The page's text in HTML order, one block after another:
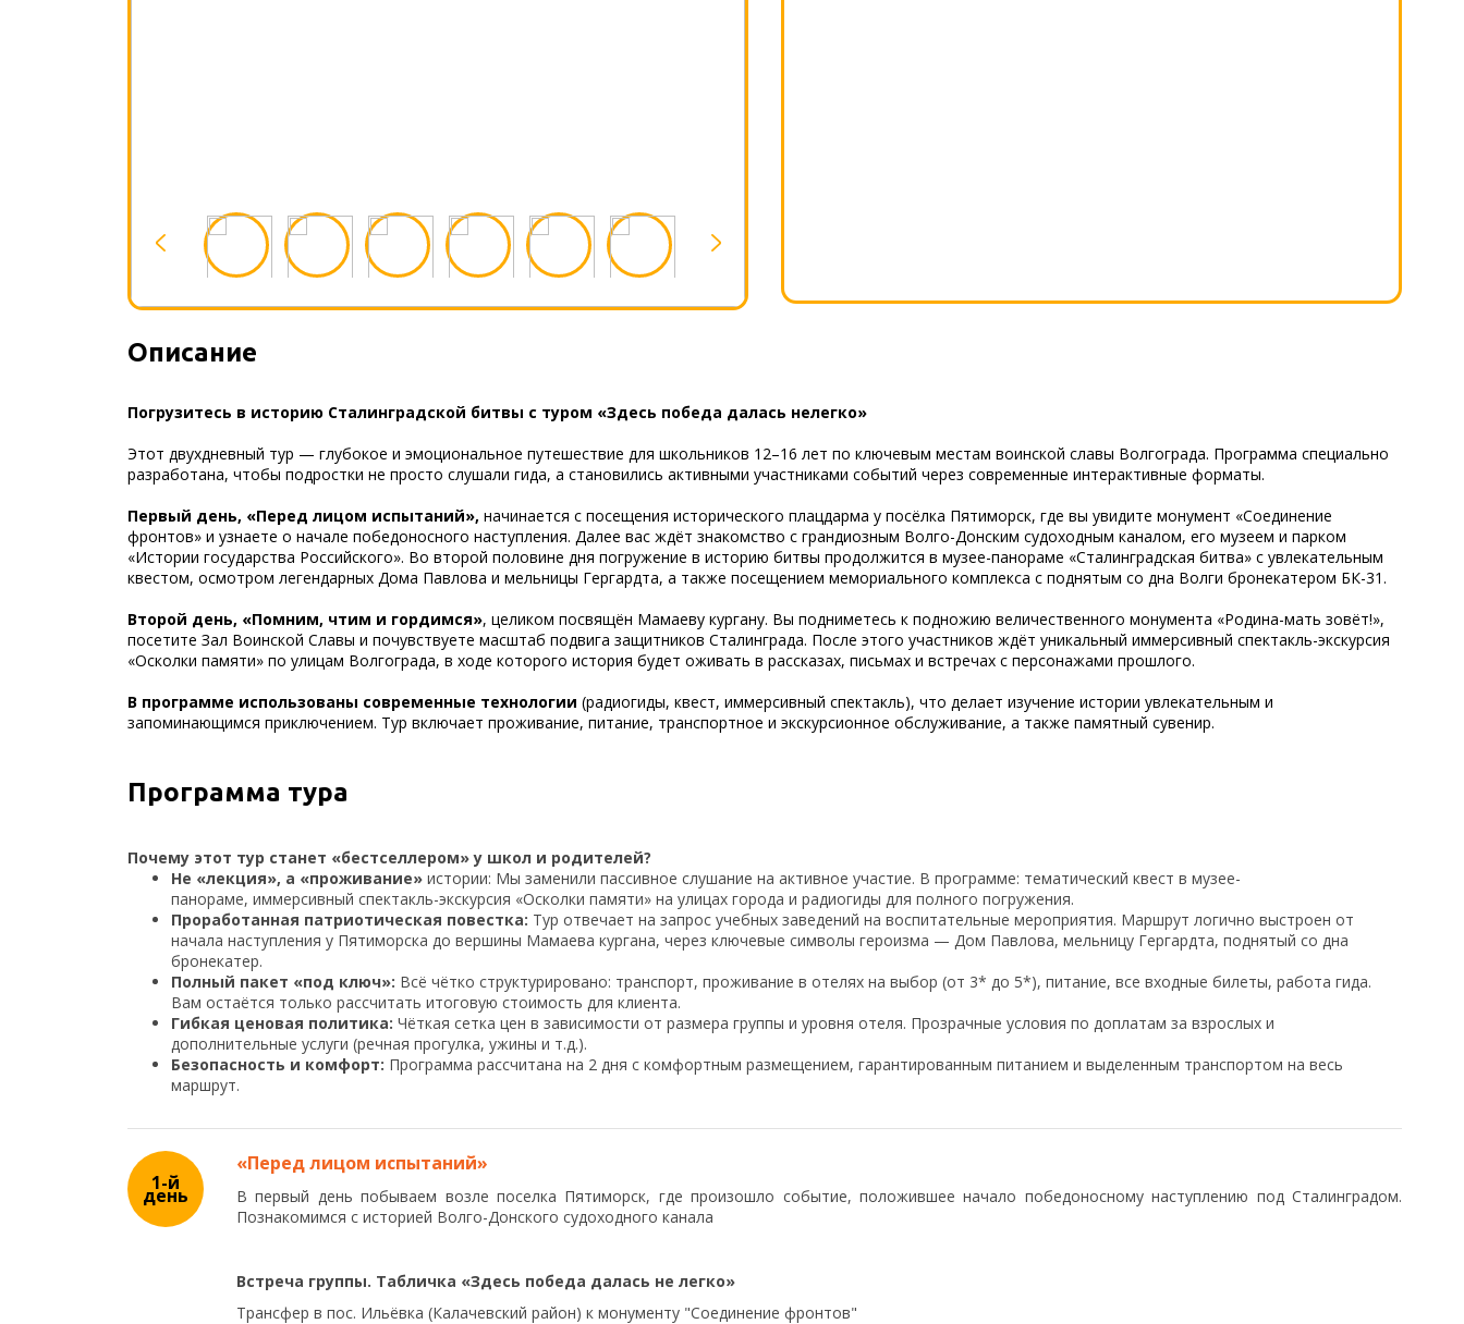
Описание
Погрузитесь в историю Сталинградской битвы с туром «Здесь победа далась нелегко»
Этот двухдневный тур — глубокое и эмоциональное путешествие для школьников 12–16 лет по ключевым местам воинской славы Волгограда. Программа специально
разработана, чтобы подростки не просто слушали гида, а становились активными участниками событий через современные интерактивные форматы.
Первый день, «Перед лицом испытаний», начинается с посещения исторического плацдарма у посёлка Пятиморск, где вы увидите монумент «Соединение
фронтов» и узнаете о начале победоносного наступления. Далее вас ждёт знакомство с грандиозным Волго-Донским судоходным каналом, его музеем и парком
«Истории государства Российского». Во второй половине дня погружение в историю битвы продолжится в музее-панораме «Сталинградская битва» с увлекательным
квестом, осмотром легендарных Дома Павлова и мельницы Гергардта, а также посещением мемориального комплекса с поднятым со дна Волги бронекатером БК-31.
Второй день, «Помним, чтим и гордимся», целиком посвящён Мамаеву кургану. Вы подниметесь к подножию величественного монумента «Родина-мать зовёт!»,
посетите Зал Воинской Славы и почувствуете масштаб подвига защитников Сталинграда. После этого участников ждёт уникальный иммерсивный спектакль-экскурсия
«Осколки памяти» по улицам Волгограда, в ходе которого история будет оживать в рассказах, письмах и встречах с персонажами прошлого.
В программе использованы современные технологии (радиогиды, квест, иммерсивный спектакль), что делает изучение истории увлекательным и
запоминающимся приключением. Тур включает проживание, питание, транспортное и экскурсионное обслуживание, а также памятный сувенир.
Программа тура
Почему этот тур станет «бестселлером» у школ и родителей?
Не «лекция», а «проживание» истории: Мы заменили пассивное слушание на активное участие. В программе: тематический квест в музее-
панораме, иммерсивный спектакль-экскурсия «Осколки памяти» на улицах города и радиогиды для полного погружения.
Проработанная патриотическая повестка: Тур отвечает на запрос учебных заведений на воспитательные мероприятия. Маршрут логично выстроен от
начала наступления у Пятиморска до вершины Мамаева кургана, через ключевые символы героизма — Дом Павлова, мельницу Гергардта, поднятый со дна
бронекатер.
Полный пакет «под ключ»: Всё чётко структурировано: транспорт, проживание в отелях на выбор (от 3* до 5*), питание, все входные билеты, работа гида.
Вам остаётся только рассчитать итоговую стоимость для клиента.
Гибкая ценовая политика: Чёткая сетка цен в зависимости от размера группы и уровня отеля. Прозрачные условия по доплатам за взрослых и
дополнительные услуги (речная прогулка, ужины и т.д.).
Безопасность и комфорт: Программа рассчитана на 2 дня с комфортным размещением, гарантированным питанием и выделенным транспортом на весь
маршрут.
1-й
день
«Перед лицом испытаний»
В первый день побываем возле поселка Пятиморск, где произошло событие, положившее начало победоносному наступлению под Сталинградом.
Познакомимся с историей Волго-Донского судоходного канала
Встреча группы. Табличка «Здесь победа далась не легко»
Трансфер в пос. Ильёвка (Калачевский район) к монументу "Соединение фронтов"